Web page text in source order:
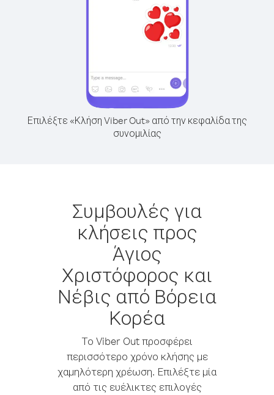
Επιλέξτε «Κλήση Viber Out» από την κεφαλίδα της
συνομιλίας
Συμβουλές για
κλήσεις προς
Άγιος
Χριστόφορος και
Νέβις από Βόρεια
Κορέα
Το Viber Out προσφέρει
περισσότερο χρόνο κλήσης με
χαμηλότερη χρέωση. Επιλέξτε μία
από τις ευέλικτες επιλογές